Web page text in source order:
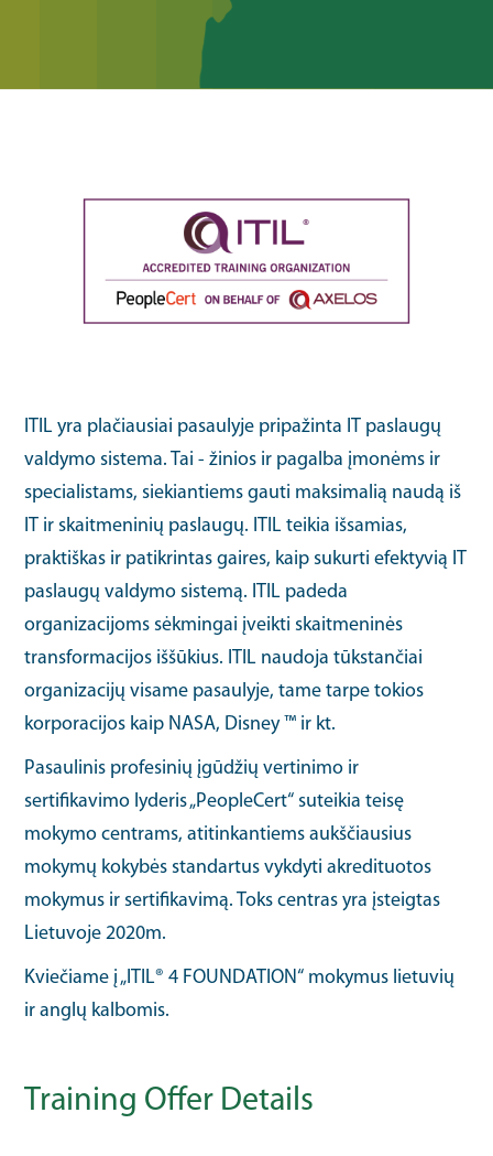
ITIL yra plačiausiai pasaulyje pripažinta IT paslaugų
valdymo sistema. Tai - žinios ir pagalba įmonėms ir
specialistams, siekiantiems gauti maksimalią naudą iš
IT ir skaitmeninių paslaugų. ITIL teikia išsamias,
praktiškas ir patikrintas gaires, kaip sukurti efektyvią IT
paslaugų valdymo sistemą. ITIL padeda
organizacijoms sėkmingai įveikti skaitmeninės
transformacijos iššūkius. ITIL naudoja tūkstančiai
organizacijų visame pasaulyje, tame tarpe tokios
korporacijos kaip NASA, Disney ™ ir kt.
Pasaulinis profesinių įgūdžių vertinimo ir
sertifikavimo lyderis „PeopleCert“ suteikia teisę
mokymo centrams, atitinkantiems aukščiausius
mokymų kokybės standartus vykdyti akredituotos
mokymus ir sertifikavimą. Toks centras yra įsteigtas
Lietuvoje 2020m.
Kviečiame į „ITIL® 4 FOUNDATION“ mokymus lietuvių
ir anglų kalbomis.
Training Offer Details